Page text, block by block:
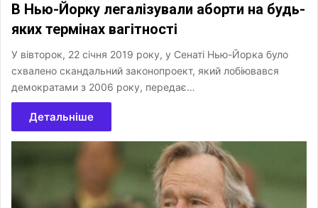
В Нью-Йорку легалізували аборти на будь-
яких термінах вагітності
У вівторок, 22 січня 2019 року, у Сенаті Нью-Йорка було
схвалено скандальний законопроект, який лобіювався
демократами з 2006 року, передає…
Детальніше